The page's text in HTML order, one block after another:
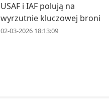
USAF i IAF polują na
wyrzutnie kluczowej broni
02-03-2026 18:13:09